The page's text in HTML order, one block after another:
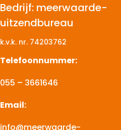
Bedrijf: meerwaarde-
uitzendbureau
k.v.k. nr.74203762
Telefoonnummer:
055 – 3661646
Email:
info@meerwaarde-